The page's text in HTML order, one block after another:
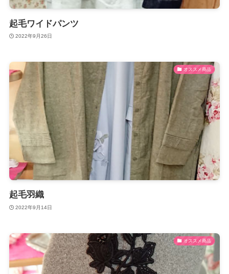
起毛ワイドパンツ
2022年9月26日
オススメ商品
起毛羽織
2022年9月14日
オススメ商品